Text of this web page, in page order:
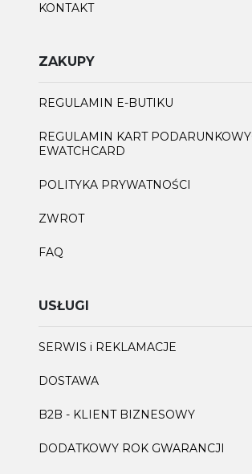
KONTAKT
ZAKUPY
REGULAMIN E-BUTIKU
REGULAMIN KART
EWATCHCARD
POLITYKA PRYWATNOŚCI
ZWROT
FAQ
USŁUGI
SERWIS i REKLAMACJE
DOSTAWA
B2B - KLIENT BIZNESOWY
DODATKOWY ROK GWARANCJI